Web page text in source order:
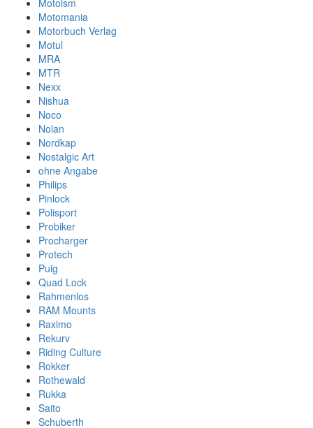
Motoism
Motomania
Motorbuch Verlag
Motul
MRA
MTR
Nexx
Nishua
Noco
Nolan
Nordkap
Nostalgic Art
ohne Angabe
Philips
Pinlock
Polisport
Probiker
Procharger
Protech
Puig
Quad Lock
Rahmenlos
RAM Mounts
Raximo
Rekurv
Riding Culture
Rokker
Rothewald
Rukka
Saito
Schuberth